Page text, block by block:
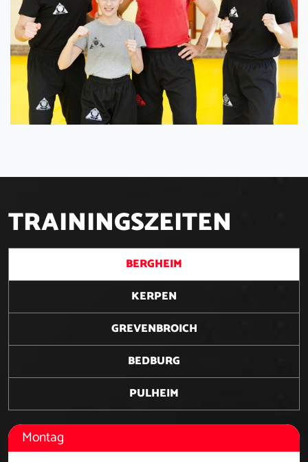
TRAININGSZEITEN
BERGHEIM
KERPEN
GREVENBROICH
BEDBURG
PULHEIM
Montag